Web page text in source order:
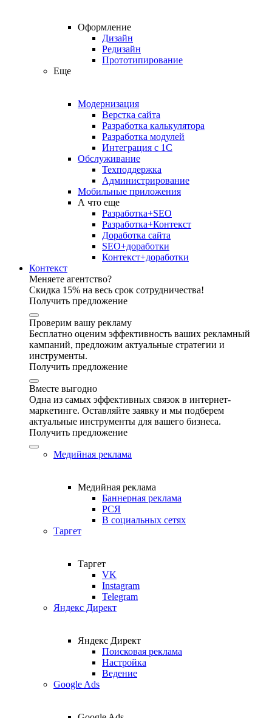
Оформление
Дизайн
Редизайн
Прототипирование
Еще
Модернизация
Верстка сайта
Разработка калькулятора
Разработка модулей
Интеграция с 1С
Обслуживание
Техподдержка
Администрирование
Мобильные приложения
А что еще
Разработка+SEO
Разработка+Контекст
Доработка сайта
SEO+доработки
Контекст+доработки
Контекст
Меняете агентство?
Скидка 15% на весь срок сотрудничества!
Получить предложение
Проверим вашу рекламу
Бесплатно оценим эффективность ваших рекламный
кампаний, предложим актуальные стратегии и
инструменты.
Получить предложение
Вместе выгодно
Одна из самых эффективных связок в интернет-
маркетинге. Оставляйте заявку и мы подберем
актуальные инструменты для вашего бизнеса.
Получить предложение
Медийная реклама
Медийная реклама
Баннерная реклама
РСЯ
В социальных сетях
Таргет
Таргет
VK
Instagram
Telegram
Яндекс Директ
Яндекс Директ
Поисковая реклама
Настройка
Ведение
Google Ads